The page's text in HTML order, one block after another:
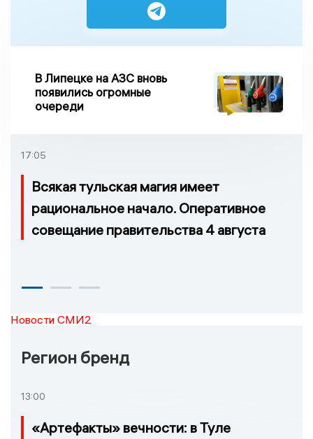
В Липецке на АЗС вновь
появились огромные
очереди
17:05
Всякая тульская магия имеет
рациональное начало. Оперативное
совещание правительства 4 августа
Новости СМИ2
Регион бренд
13:00
«Артефакты» вечности: в Туле